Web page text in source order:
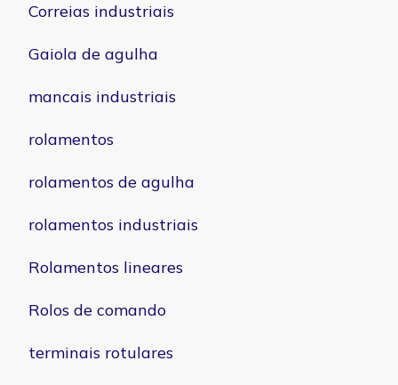
Correias industriais
Gaiola de agulha
mancais industriais
rolamentos
rolamentos de agulha
rolamentos industriais
Rolamentos lineares
Rolos de comando
terminais rotulares